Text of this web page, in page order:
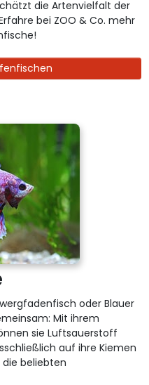
die Artenvielfalt der
bei ZOO & Co. mehr
oder Blauer
Mit ihrem
sie Luftsauerstoff
auf ihre Kiemen
beliebten